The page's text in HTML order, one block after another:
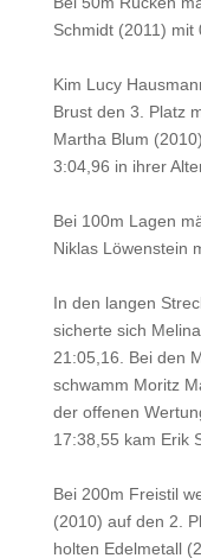
Schmidt (2011) mit
Kim Lucy
Brust den 3. Platz
Martha Blum
3:04,96 in ihrer
Bei 100m Lagen
Niklas Löwenstein
In den langen
sicherte sich
21:05,16. Bei den
schwamm Moritz
der offenen
17:38,55 kam Erik
Bei 200m Freistil
(2010) auf den 2.
holten Edelmetall